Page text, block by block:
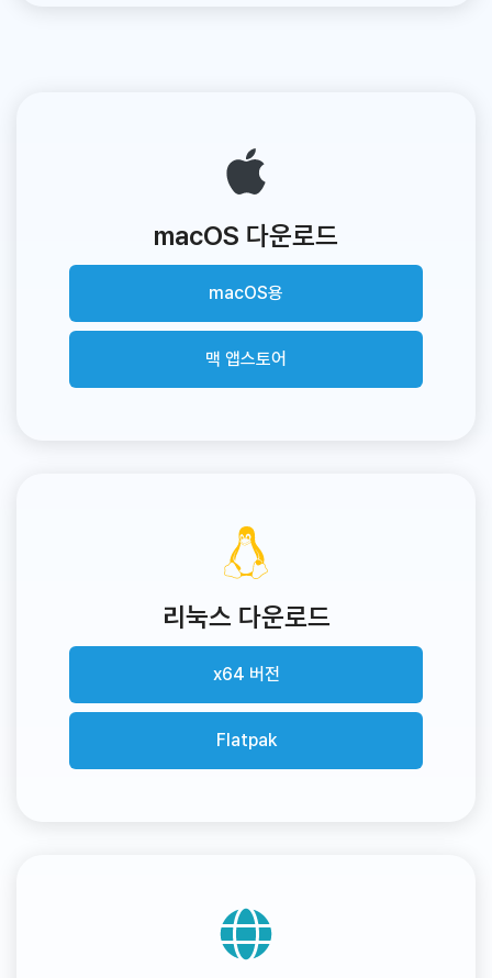
macOS 다운로드
macOS용
맥 앱스토어
리눅스 다운로드
x64 버전
Flatpak